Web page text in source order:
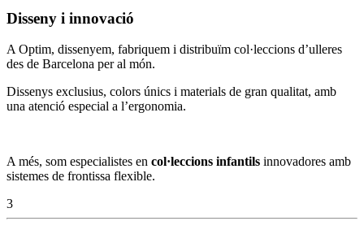
Disseny i innovació
A Optim, dissenyem, fabriquem i distribuïm col·leccions d’ulleres
des de Barcelona per al món.
Dissenys exclusius, colors únics i materials de gran qualitat, amb
una atenció especial a l’ergonomia.
A més, som especialistes en col·leccions infantils innovadores amb
sistemes de frontissa flexible.
3